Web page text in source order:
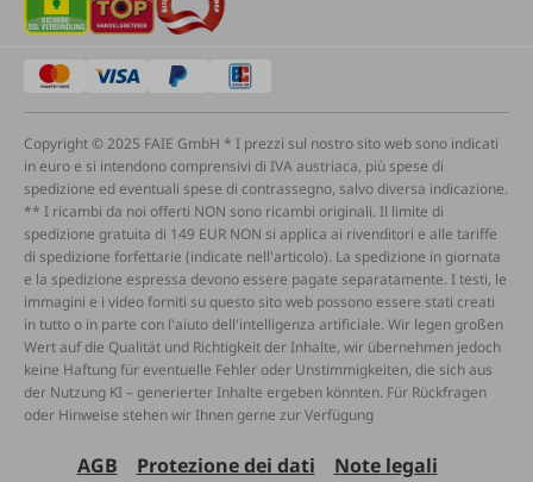
Copyright © 2025 FAIE GmbH * I prezzi sul nostro sito web sono indicati
in euro e si intendono comprensivi di IVA austriaca, più spese di
spedizione ed eventuali spese di contrassegno, salvo diversa indicazione.
** I ricambi da noi offerti NON sono ricambi originali. Il limite di
spedizione gratuita di 149 EUR NON si applica ai rivenditori e alle tariffe
di spedizione forfettarie (indicate nell'articolo). La spedizione in giornata
e la spedizione espressa devono essere pagate separatamente. I testi, le
immagini e i video forniti su questo sito web possono essere stati creati
in tutto o in parte con l'aiuto dell'intelligenza artificiale. Wir legen großen
Wert auf die Qualität und Richtigkeit der Inhalte, wir übernehmen jedoch
keine Haftung für eventuelle Fehler oder Unstimmigkeiten, die sich aus
der Nutzung KI – generierter Inhalte ergeben könnten. Für Rückfragen
oder Hinweise stehen wir Ihnen gerne zur Verfügung
AGB Protezione dei dati Note legali